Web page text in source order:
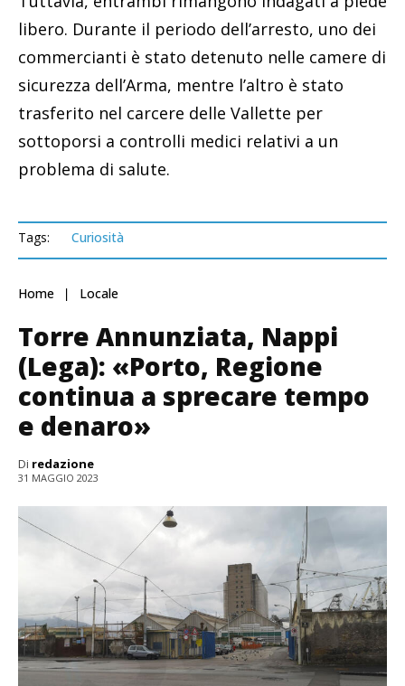
libero. Durante il periodo dell’arresto, uno dei
commercianti è stato detenuto nelle camere di
sicurezza dell’Arma, mentre l’altro è stato
trasferito nel carcere delle Vallette per
sottoporsi a controlli medici relativi a un
problema di salute.
Tags: Curiosità
Home Locale
Torre Annunziata, Nappi
(Lega): «Porto, Regione
continua a sprecare tempo
e denaro»
Di redazione
31 MAGGIO 2023